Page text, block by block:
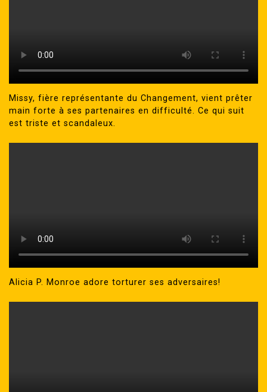
Missy, fière représentante du Changement, vient prêter
main forte à ses partenaires en difficulté. Ce qui suit
est triste et scandaleux.
Alicia P. Monroe adore torturer ses adversaires!